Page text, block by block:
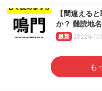
【間違える
か？ 難読地
最新 2022年10
も